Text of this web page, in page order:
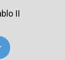
II